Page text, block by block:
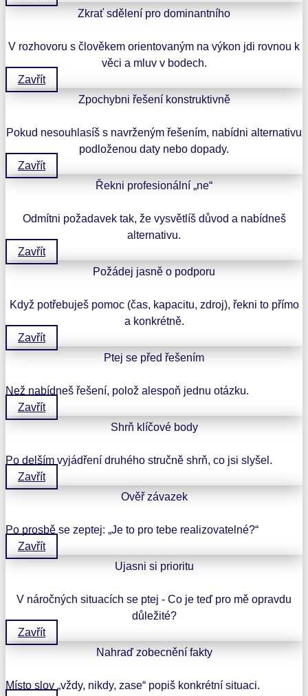
Zkrať sdělení pro dominantního
V rozhovoru s člověkem orientovaným na výkon jdi rovnou k
věci a mluv v bodech.
Zavřít
Zpochybni řešení konstruktivně
Pokud nesouhlasíš s navrženým řešením, nabídni alternativu
podloženou daty nebo dopady.
Zavřít
Řekni profesionální „ne“
Odmítni požadavek tak, že vysvětlíš důvod a nabídneš
alternativu.
Zavřít
Požádej jasně o podporu
Když potřebuješ pomoc (čas, kapacitu, zdroj), řekni to přímo
a konkrétně.
Zavřít
Ptej se před řešením
Než nabídneš řešení, polož alespoň jednu otázku.
Zavřít
Shrň klíčové body
Po delším vyjádření druhého stručně shrň, co jsi slyšel.
Zavřít
Ověř závazek
Po prosbě se zeptej: „Je to pro tebe realizovatelné?“
Zavřít
Ujasni si prioritu
V náročných situacích se ptej - Co je teď pro mě opravdu
důležité?
Zavřít
Nahraď zobecnění fakty
Místo slov „vždy, nikdy, zase“ popiš konkrétní situaci.